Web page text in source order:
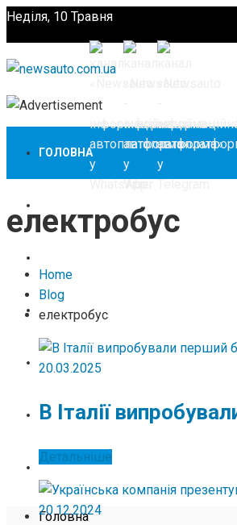
Неділя, 10 Травня
ГОЛОВНА
ЗА КОРДОНОМ
ЖИТТЯ
КОМЕНТАР ЕКСПЕРТА
ПІДТРИМАЙТЕ NEWSAUTO
Головна
електробус
Home
Blog
електробус
20.03.2025
В Італії
Детальніше
20.12.2024